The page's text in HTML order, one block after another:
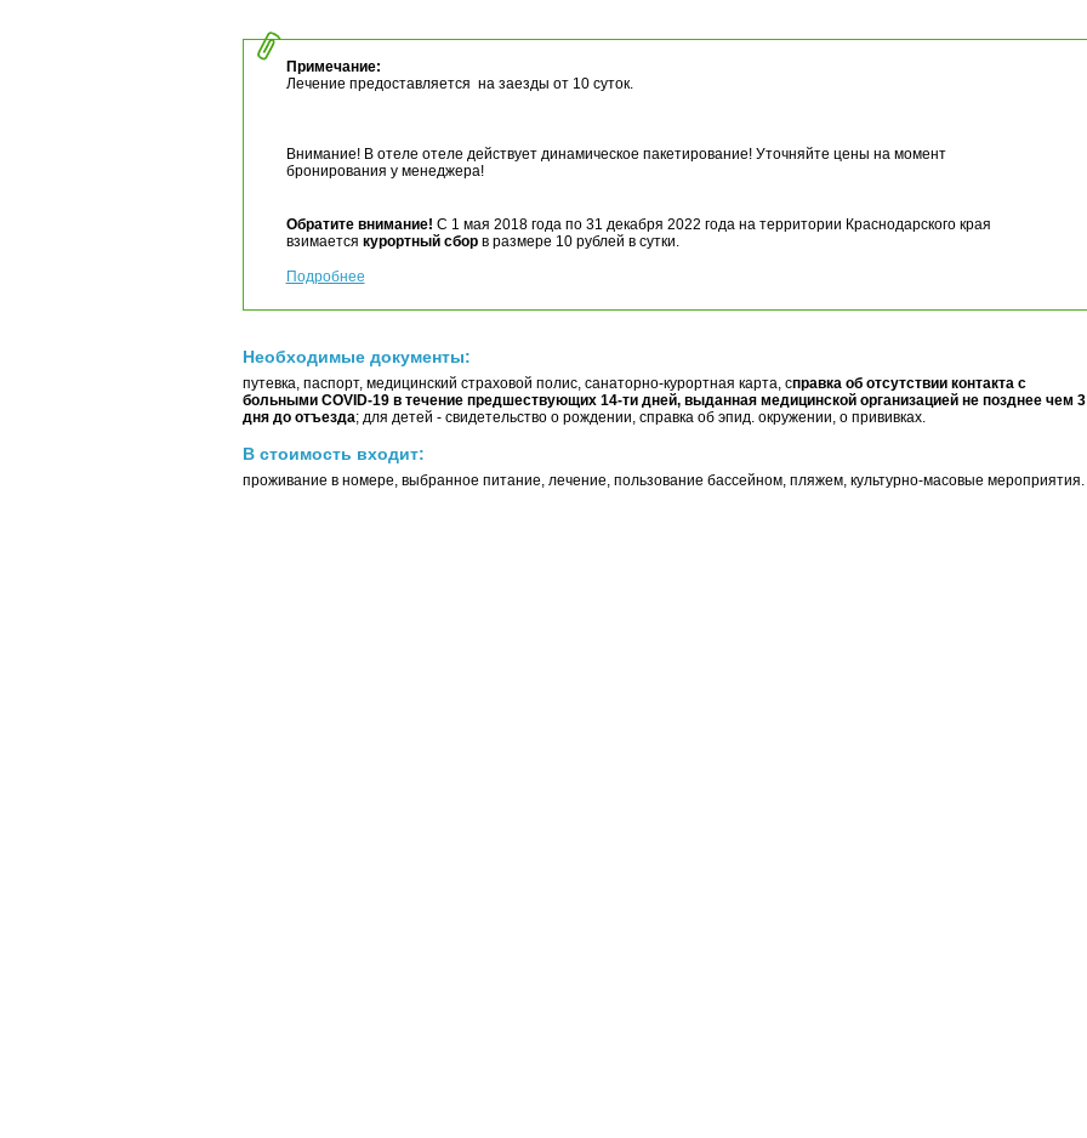
Примечание:
Лечение предоставляется на заезды от 10 суток.
Внимание! В отеле отеле действует динамическое пакетирование! Уточняйте цены на момент
бронирования у менеджера!
Обратите внимание! С 1 мая 2018 года по 31 декабря 2022 года на территории Краснодарского края
взимается курортный сборв размере 10 рублей в сутки.
Подробнее
Необходимые документы:
путевка, паспорт, медицинский страховой полис, санаторно-курортная карта, справка об отсутствии контакта с
больными COVID-19 в течение предшествующих 14-ти дней, выданная медицинской организацией не позднее чем 3
дня до отъезда; для детей - свидетельство о рождении, справка об эпид. окружении, о прививках.
В стоимость входит:
проживание в номере, выбранное питание, лечение, пользование бассейном, пляжем, культурно-масовые мероприятия.